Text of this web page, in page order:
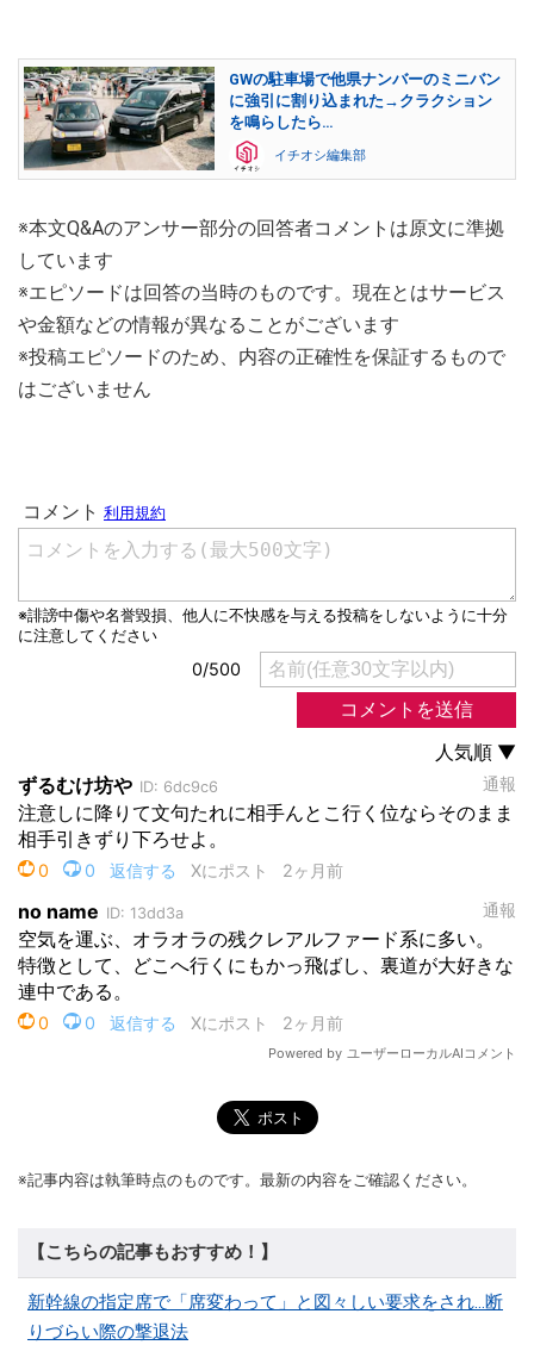
GWの駐車場で他県ナンバーのミニバン
に強引に割り込まれた→クラクション
を鳴らしたら…
イチオシ編集部
※本文Q&Aのアンサー部分の回答者コメントは原文に準拠
しています
※エピソードは回答の当時のものです。現在とはサービス
や金額などの情報が異なることがございます
※投稿エピソードのため、内容の正確性を保証するもので
はございません
※記事内容は執筆時点のものです。最新の内容をご確認ください。
【こちらの記事もおすすめ！】
新幹線の指定席で「席変わって」と図々しい要求をされ…断
りづらい際の撃退法